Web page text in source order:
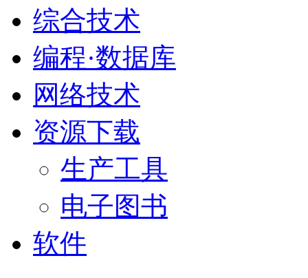
综合技术
编程·数据库
网络技术
资源下载
生产工具
电子图书
软件